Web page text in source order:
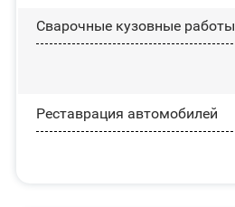
Сварочные кузовные работы
Реставрация автомобилей